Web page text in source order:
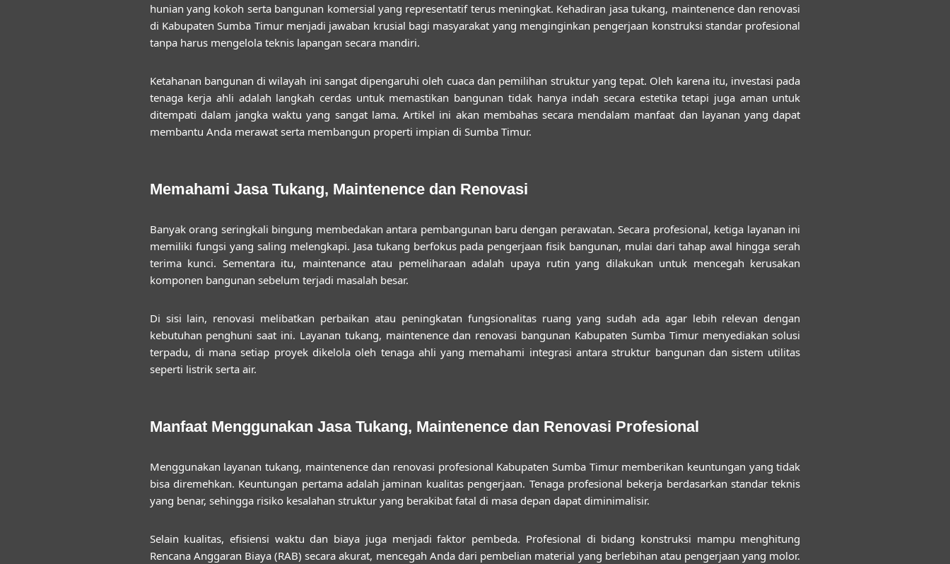
hunian yang kokoh serta bangunan komersial yang representatif terus meningkat. Kehadiran jasa tukang, maintenence dan renovasi
di Kabupaten Sumba Timurmenjadi jawaban krusial bagi masyarakat yang menginginkan pengerjaan konstruksi standar profesional
tanpa harus mengelola teknis lapangan secara mandiri.
Ketahanan bangunan di wilayah ini sangat dipengaruhi oleh cuaca dan pemilihan struktur yang tepat. Oleh karena itu, investasi pada
tenaga kerja ahli adalah langkah cerdas untuk memastikan bangunan tidak hanya indah secara estetika tetapi juga aman untuk
ditempati dalam jangka waktu yang sangat lama. Artikel ini akan membahas secara mendalam manfaat dan layanan yang dapat
membantu Anda merawat serta membangun properti impian di Sumba Timur.
Memahami Jasa Tukang, Maintenence dan Renovasi
Banyak orang seringkali bingung membedakan antara pembangunan baru dengan perawatan. Secara profesional, ketiga layanan ini
memiliki fungsi yang saling melengkapi. Jasa tukang berfokus pada pengerjaan fisik bangunan, mulai dari tahap awal hingga serah
terima kunci. Sementara itu, maintenance atau pemeliharaan adalah upaya rutin yang dilakukan untuk mencegah kerusakan
komponen bangunan sebelum terjadi masalah besar.
Di sisi lain, renovasi melibatkan perbaikan atau peningkatan fungsionalitas ruang yang sudah ada agar lebih relevan dengan
kebutuhan penghuni saat ini. Layanan tukang, maintenence dan renovasi bangunan Kabupaten Sumba Timurmenyediakan solusi
terpadu, di mana setiap proyek dikelola oleh tenaga ahli yang memahami integrasi antara struktur bangunan dan sistem utilitas
seperti listrik serta air.
Manfaat Menggunakan Jasa Tukang, Maintenence dan Renovasi Profesional
Menggunakan layanan tukang, maintenence dan renovasi profesional Kabupaten Sumba Timurmemberikan keuntungan yang tidak
bisa diremehkan. Keuntungan pertama adalah jaminan kualitas pengerjaan. Tenaga profesional bekerja berdasarkan standar teknis
yang benar, sehingga risiko kesalahan struktur yang berakibat fatal di masa depan dapat diminimalisir.
Selain kualitas, efisiensi waktu dan biaya juga menjadi faktor pembeda. Profesional di bidang konstruksi mampu menghitung
Rencana Anggaran Biaya (RAB) secara akurat, mencegah Anda dari pembelian material yang berlebihan atau pengerjaan yang molor.